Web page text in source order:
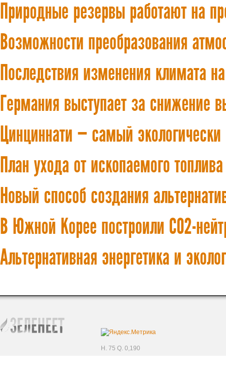
Природные резервы работают на
Возможности преобразования
Последствия изменения климата
Германия выступает за снижение
Цинциннати — самый
План ухода от ископаемого топлива
Новый способ создания
В Южной Корее построили CO2-
Альтернативная энергетика и
H. 75 Q. 0,190